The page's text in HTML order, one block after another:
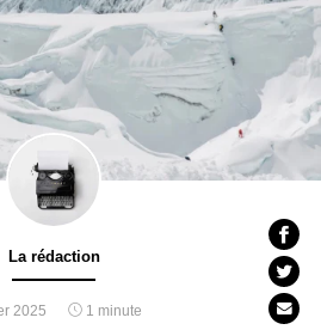
La rédaction
2025 1 minute